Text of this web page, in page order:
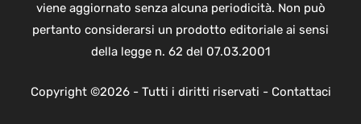
viene aggiornato senza alcuna periodicità. Non può
pertanto considerarsi un prodotto editoriale ai sensi
della legge n. 62 del 07.03.2001
Copyright ©2026 - Tutti i diritti riservati - Contattaci